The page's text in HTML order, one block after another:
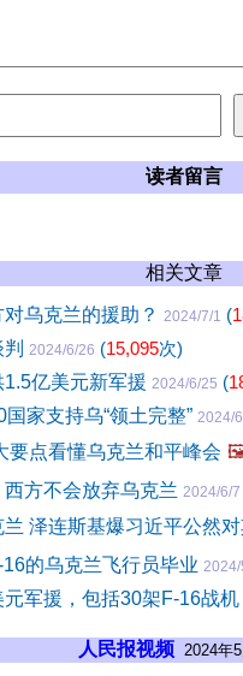
读者留言
相关文章
乌克兰的援助？ 2024/7/1 (
2024/6/26 (15,095次)
亿美元新军援 2024/6/25 (
家支持乌“领土完整” 2024/
要点看懂乌克兰和平峰会
方不会放弃乌克兰 2024/6/7
泽连斯基爆习近平公然
的乌克兰飞行员毕业 2024/
军援，包括30架F-16战机
人民报视频 2024年